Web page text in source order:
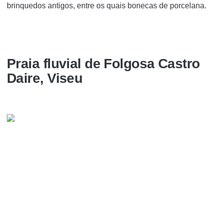
brinquedos antigos, entre os quais bonecas de porcelana.
Praia fluvial de Folgosa Castro
Daire, Viseu